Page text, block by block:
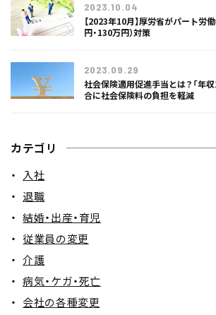
2023.10.04
【2023年10月】厚労省がパート労
円・130万円）対策
2023.09.29
社会保険適用促進手当とは？「年
合に社会保険料の負担を軽減
カテゴリ
入社
退職
結婚・出産・育児
従業員の変更
介護
病気・ケガ・死亡
会社の各種変更